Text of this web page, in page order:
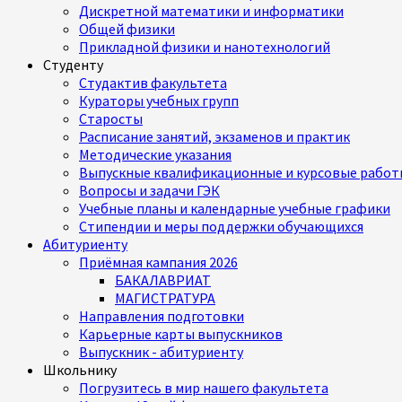
Дискретной математики и информатики
Общей физики
Прикладной физики и нанотехнологий
Студенту
Студактив факультета
Кураторы учебных групп
Старосты
Расписание занятий, экзаменов и практик
Методические указания
Выпускные квалификационные и курсовые
Вопросы и задачи ГЭК
Учебные планы и календарные учебные графики
Стипендии и меры поддержки обучающихся
Абитуриенту
Приёмная кампания 2026
БАКАЛАВРИАТ
МАГИСТРАТУРА
Направления подготовки
Карьерные карты выпускников
Выпускник - абитуриенту
Школьнику
Погрузитесь в мир нашего факультета